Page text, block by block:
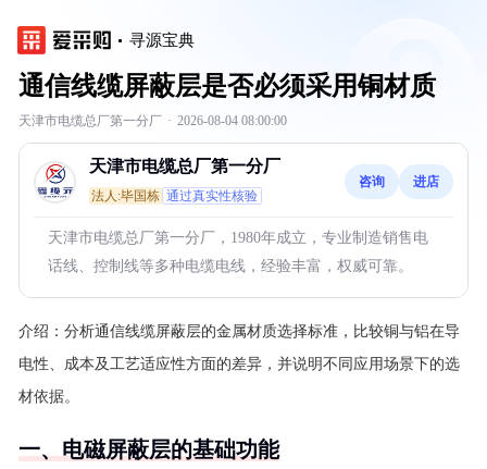
寻源宝典
通信线缆屏蔽层是否必须采用铜材质
天津市电缆总厂第一分厂 · 2026-08-04 08:00:00
天津市电缆总厂第一分厂
法人:毕国栋 通过真实性核验
咨询 进店
天津市电缆总厂第一分厂，1980年成立，专业制造销售电
话线、控制线等多种电缆电线，经验丰富，权威可靠。
介绍： 分析通信线缆屏蔽层的金属材质选择标准，比较铜与铝在导
电性、成本及工艺适应性方面的差异，并说明不同应用场景下的选
材依据。
一、电磁屏蔽层的基础功能